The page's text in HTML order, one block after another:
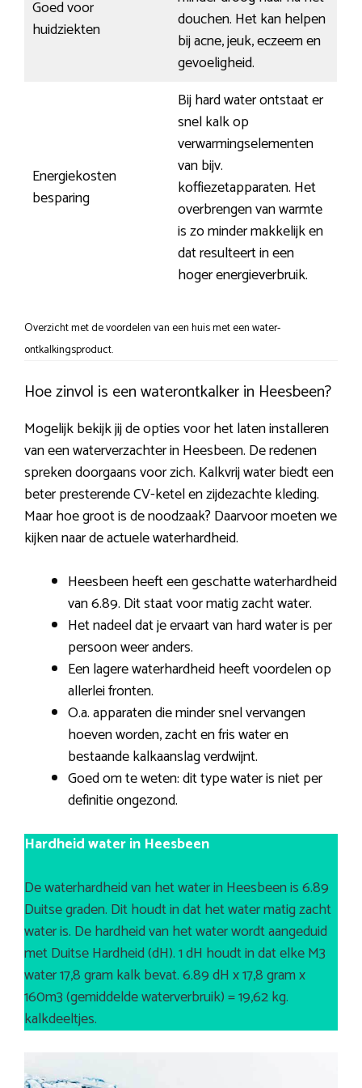
Goed voor
huidziekten
douchen. Het kan helpen
bij acne, jeuk, eczeem en
gevoeligheid.
Energiekosten
besparing
Bij hard water ontstaat er
snel kalk op
verwarmingselementen
van bijv.
koffiezetapparaten. Het
overbrengen van warmte
is zo minder makkelijk en
dat resulteert in een
hoger energieverbruik.
Overzicht met de voordelen van een huis met een water-
ontkalkingsproduct.
Hoe zinvol is een waterontkalker in Heesbeen?
Mogelijk bekijk jij de opties voor het laten installeren
van een waterverzachter in Heesbeen. De redenen
spreken doorgaans voor zich. Kalkvrij water biedt een
beter presterende CV-ketel en zijdezachte kleding.
Maar hoe groot is de noodzaak? Daarvoor moeten we
kijken naar de actuele waterhardheid.
Heesbeen heeft een geschatte waterhardheid
van 6.89. Dit staat voor matig zacht water.
Het nadeel dat je ervaart van hard water is per
persoon weer anders.
Een lagere waterhardheid heeft voordelen op
allerlei fronten.
O.a. apparaten die minder snel vervangen
hoeven worden, zacht en fris water en
bestaande kalkaanslag verdwijnt.
Goed om te weten: dit type water is niet per
definitie ongezond.
Hardheid water in Heesbeen
De waterhardheid van het water in Heesbeen is 6.89
Duitse graden. Dit houdt in dat het water matig zacht
water is. De hardheid van het water wordt aangeduid
met Duitse Hardheid (dH). 1 dH houdt in dat elke M3
water 17,8 gram kalk bevat. 6.89 dH x 17,8 gram x
160m3 (gemiddelde waterverbruik) = 19,62 kg.
kalkdeeltjes.